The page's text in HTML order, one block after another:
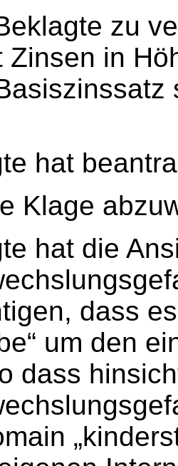
zu
Zinsen in
hat
hat die
dass
um den
dass